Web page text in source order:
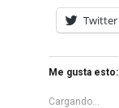
Twitter
Me gusta esto:
Cargando...